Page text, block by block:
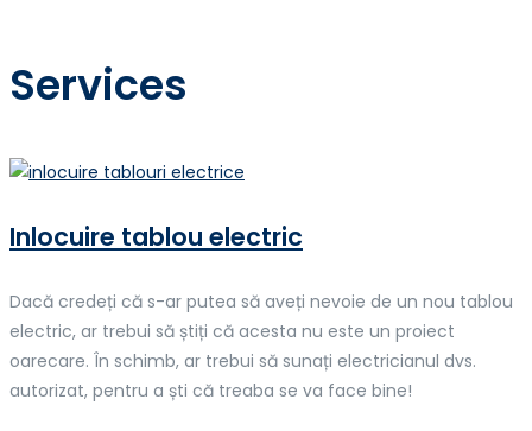
Services
Inlocuire tablou electric
Dacă credeți că s-ar putea să aveți nevoie de un nou tablou
electric, ar trebui să știți că acesta nu este un proiect
oarecare. În schimb, ar trebui să sunați electricianul dvs.
autorizat, pentru a ști că treaba se va face bine!